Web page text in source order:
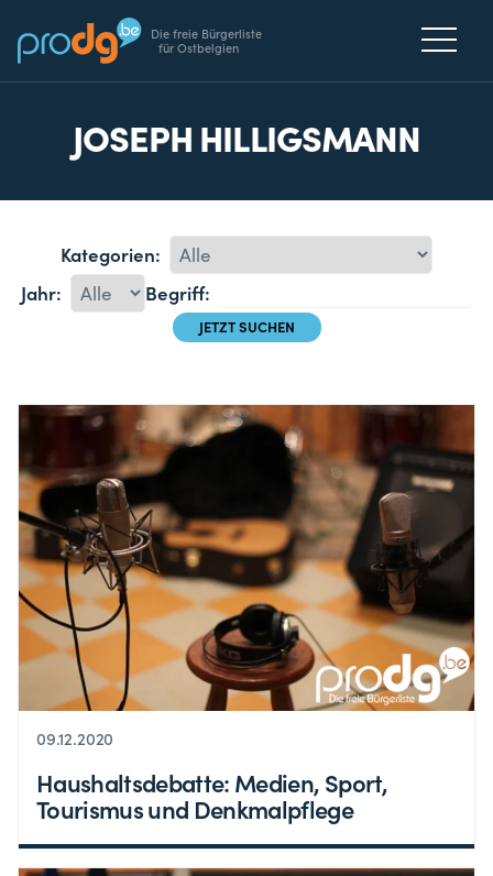
Die freie Bürgerliste
für Ostbelgien
JOSEPH HILLIGSMANN
Kategorien:
Jahr:
Begriff:
09.12.2020
Haushaltsdebatte: Medien, Sport,
Tourismus und Denkmalpflege